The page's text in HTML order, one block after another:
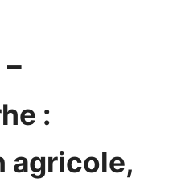
:
agricole,